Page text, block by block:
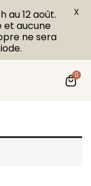
0
au 12 août.
et aucune
ne sera
X